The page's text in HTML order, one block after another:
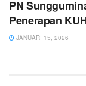
PN
Penerapan
JANUARI 15, 2026